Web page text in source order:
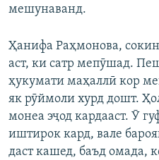
мешунаванд.
Ҳанифа Раҳмонова,
аст, ки сатр мепӯшад.
ҳукумати маҳаллӣ кор
як рӯймоли хурд дошт.
монеа эҷод кардааст. Ӯ
иштирок кард, вале
даст кашед, баъд омада,